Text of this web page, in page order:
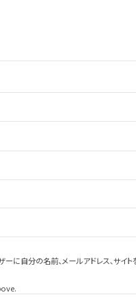
に自分の名前、メールアドレス、サイト